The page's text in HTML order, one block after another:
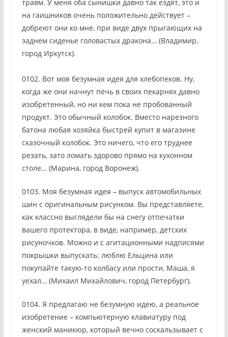
травм. У меня оба сынишки давно так ездят, это и
на гаишников очень положительно действует –
добреют они ко мне, при виде двух прыгающих на
заднем сиденье головастых дракона… (Владимир,
город Иркутск).
0102. Вот моя безумная идея для хлебопеков. Ну,
когда же они начнут печь в своих пекарнях давно
изобретенный, но ни кем пока не пробованный
продукт. Это обычный колобок. Вместо нарезного
батона любая хозяйка быстрей купит в магазине
сказочный колобок. Это ничего, что его труднее
резать, зато ломать здорово прямо на кухонном
столе… (Марина, город Воронеж).
0103. Моя безумная идея – выпуск автомобильных
шин с оригинальным рисунком. Вы представляете,
как классно выглядели бы на снегу отпечатки
вашего протектора, в виде, например, детских
рисуночков. Можно и с агитационными надписями
покрышки выпускать: люблю Ельцина или
покупайте такую-то колбасу или прости, Маша, я
уехал… (Михаил Михайлович, город Петербург).
0104. Я предлагаю не безумную идею, а реальное
изобретение – компьютерную клавиатуру под
женский маникюр, который вечно соскальзывает с